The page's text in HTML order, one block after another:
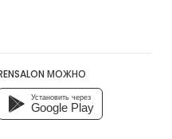
МОЖНО
Установить через
Google Play